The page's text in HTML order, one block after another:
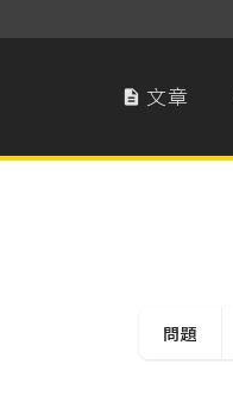
 文章
問題